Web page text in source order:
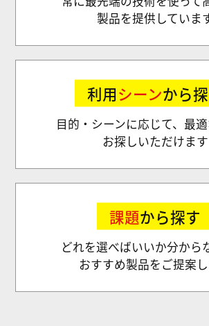
製品を提供していま
利用シーンから
目的・シーンに応じて、最
お探しいただけます
課題から探す
どれを選べばいいか分から
おすすめ製品をご提案